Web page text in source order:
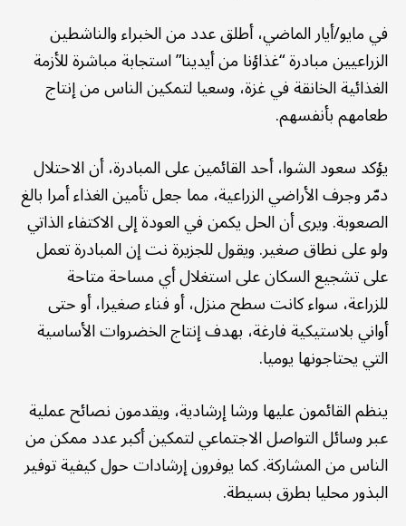
في مايو/أيار الماضي، أطلق عدد من الخبراء والناشطين
الزراعيين مبادرة “غذاؤنا من أيدينا” استجابة مباشرة للأزمة
الغذائية الخانقة في غزة، وسعيا لتمكين الناس من إنتاج
طعامهم بأنفسهم.
يؤكد سعود الشوا، أحد القائمين على المبادرة، أن الاحتلال
دمّر وجرف الأراضي الزراعية، مما جعل تأمين الغذاء أمرا بالغ
الصعوبة. ويرى أن الحل يكمن في العودة إلى الاكتفاء الذاتي
ولو على نطاق صغير. ويقول للجزيرة نت إن المبادرة تعمل
على تشجيع السكان على استغلال أي مساحة متاحة
للزراعة، سواء كانت سطح منزل، أو فناء صغيرا، أو حتى
أواني بلاستيكية فارغة، بهدف إنتاج الخضروات الأساسية
التي يحتاجونها يوميا.
ينظم القائمون عليها ورشا إرشادية، ويقدمون نصائح عملية
عبر وسائل التواصل الاجتماعي لتمكين أكبر عدد ممكن من
الناس من المشاركة. كما يوفرون إرشادات حول كيفية توفير
البذور محليا بطرق بسيطة.